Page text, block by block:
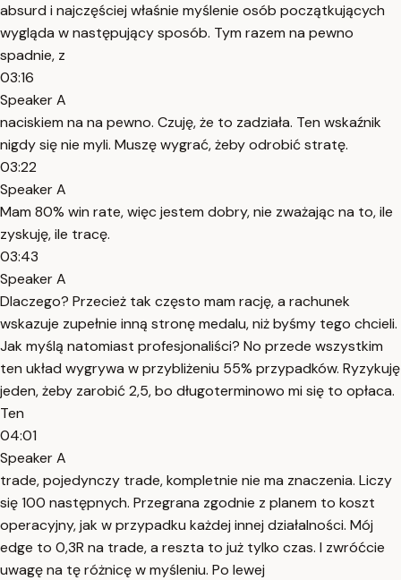
absurd i najczęściej właśnie myślenie osób początkujących
wygląda w następujący sposób. Tym razem na pewno
spadnie, z
03:16
Speaker A
naciskiem na na pewno. Czuję, że to zadziała. Ten wskaźnik
nigdy się nie myli. Muszę wygrać, żeby odrobić stratę.
03:22
Speaker A
Mam 80% win rate, więc jestem dobry, nie zważając na to, ile
zyskuję, ile tracę.
03:43
Speaker A
Dlaczego? Przecież tak często mam rację, a rachunek
wskazuje zupełnie inną stronę medalu, niż byśmy tego chcieli.
Jak myślą natomiast profesjonaliści? No przede wszystkim
ten układ wygrywa w przybliżeniu 55% przypadków. Ryzykuję
jeden, żeby zarobić 2,5, bo długoterminowo mi się to opłaca.
Ten
04:01
Speaker A
trade, pojedynczy trade, kompletnie nie ma znaczenia. Liczy
się 100 następnych. Przegrana zgodnie z planem to koszt
operacyjny, jak w przypadku każdej innej działalności. Mój
edge to 0,3R na trade, a reszta to już tylko czas. I zwróćcie
uwagę na tę różnicę w myśleniu. Po lewej